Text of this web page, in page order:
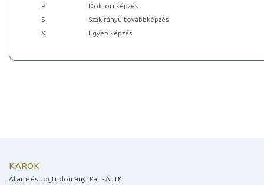
P
Doktori képzés
S
Szakirányú továbbképzés
X
Egyéb képzés
KAROK
Állam- és Jogtudományi Kar - ÁJTK